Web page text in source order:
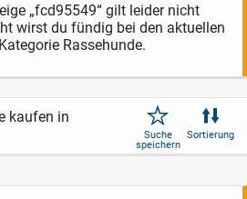
„fcd95549“ gilt leider nicht
wirst du fündig bei den aktuellen
Rassehunde.
kaufen in
Suche
speichern
Sortierung